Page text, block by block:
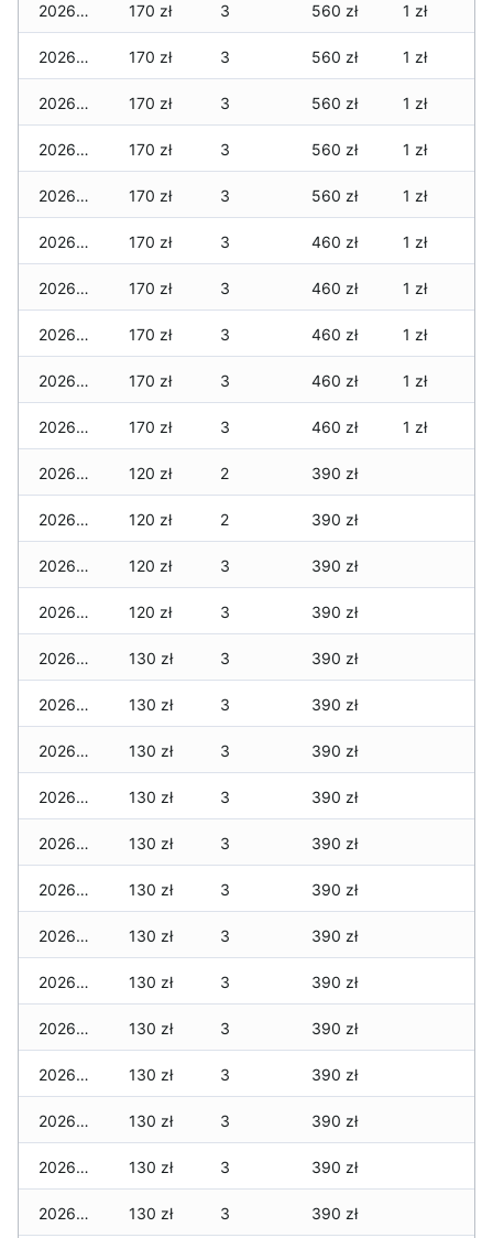
2026-04-22 170 zł 3 560 zł 1 zł
2026-04-21 170 zł 3 560 zł 1 zł
2026-04-20 170 zł 3 560 zł 1 zł
2026-04-19 170 zł 3 560 zł 1 zł
2026-04-18 170 zł 3 560 zł 1 zł
2026-04-17 170 zł 3 460 zł 1 zł
2026-04-16 170 zł 3 460 zł 1 zł
2026-04-15 170 zł 3 460 zł 1 zł
2026-04-14 170 zł 3 460 zł 1 zł
2026-04-13 170 zł 3 460 zł 1 zł
2026-04-12 120 zł 2 390 zł
2026-04-11 120 zł 2 390 zł
2026-04-10 120 zł 3 390 zł
2026-04-09 120 zł 3 390 zł
2026-04-08 130 zł 3 390 zł
2026-04-07 130 zł 3 390 zł
2026-04-06 130 zł 3 390 zł
2026-04-05 130 zł 3 390 zł
2026-04-04 130 zł 3 390 zł
2026-04-03 130 zł 3 390 zł
2026-04-02 130 zł 3 390 zł
2026-04-01 130 zł 3 390 zł
2026-03-31 130 zł 3 390 zł
2026-03-30 130 zł 3 390 zł
2026-03-29 130 zł 3 390 zł
2026-03-28 130 zł 3 390 zł
2026-03-27 130 zł 3 390 zł